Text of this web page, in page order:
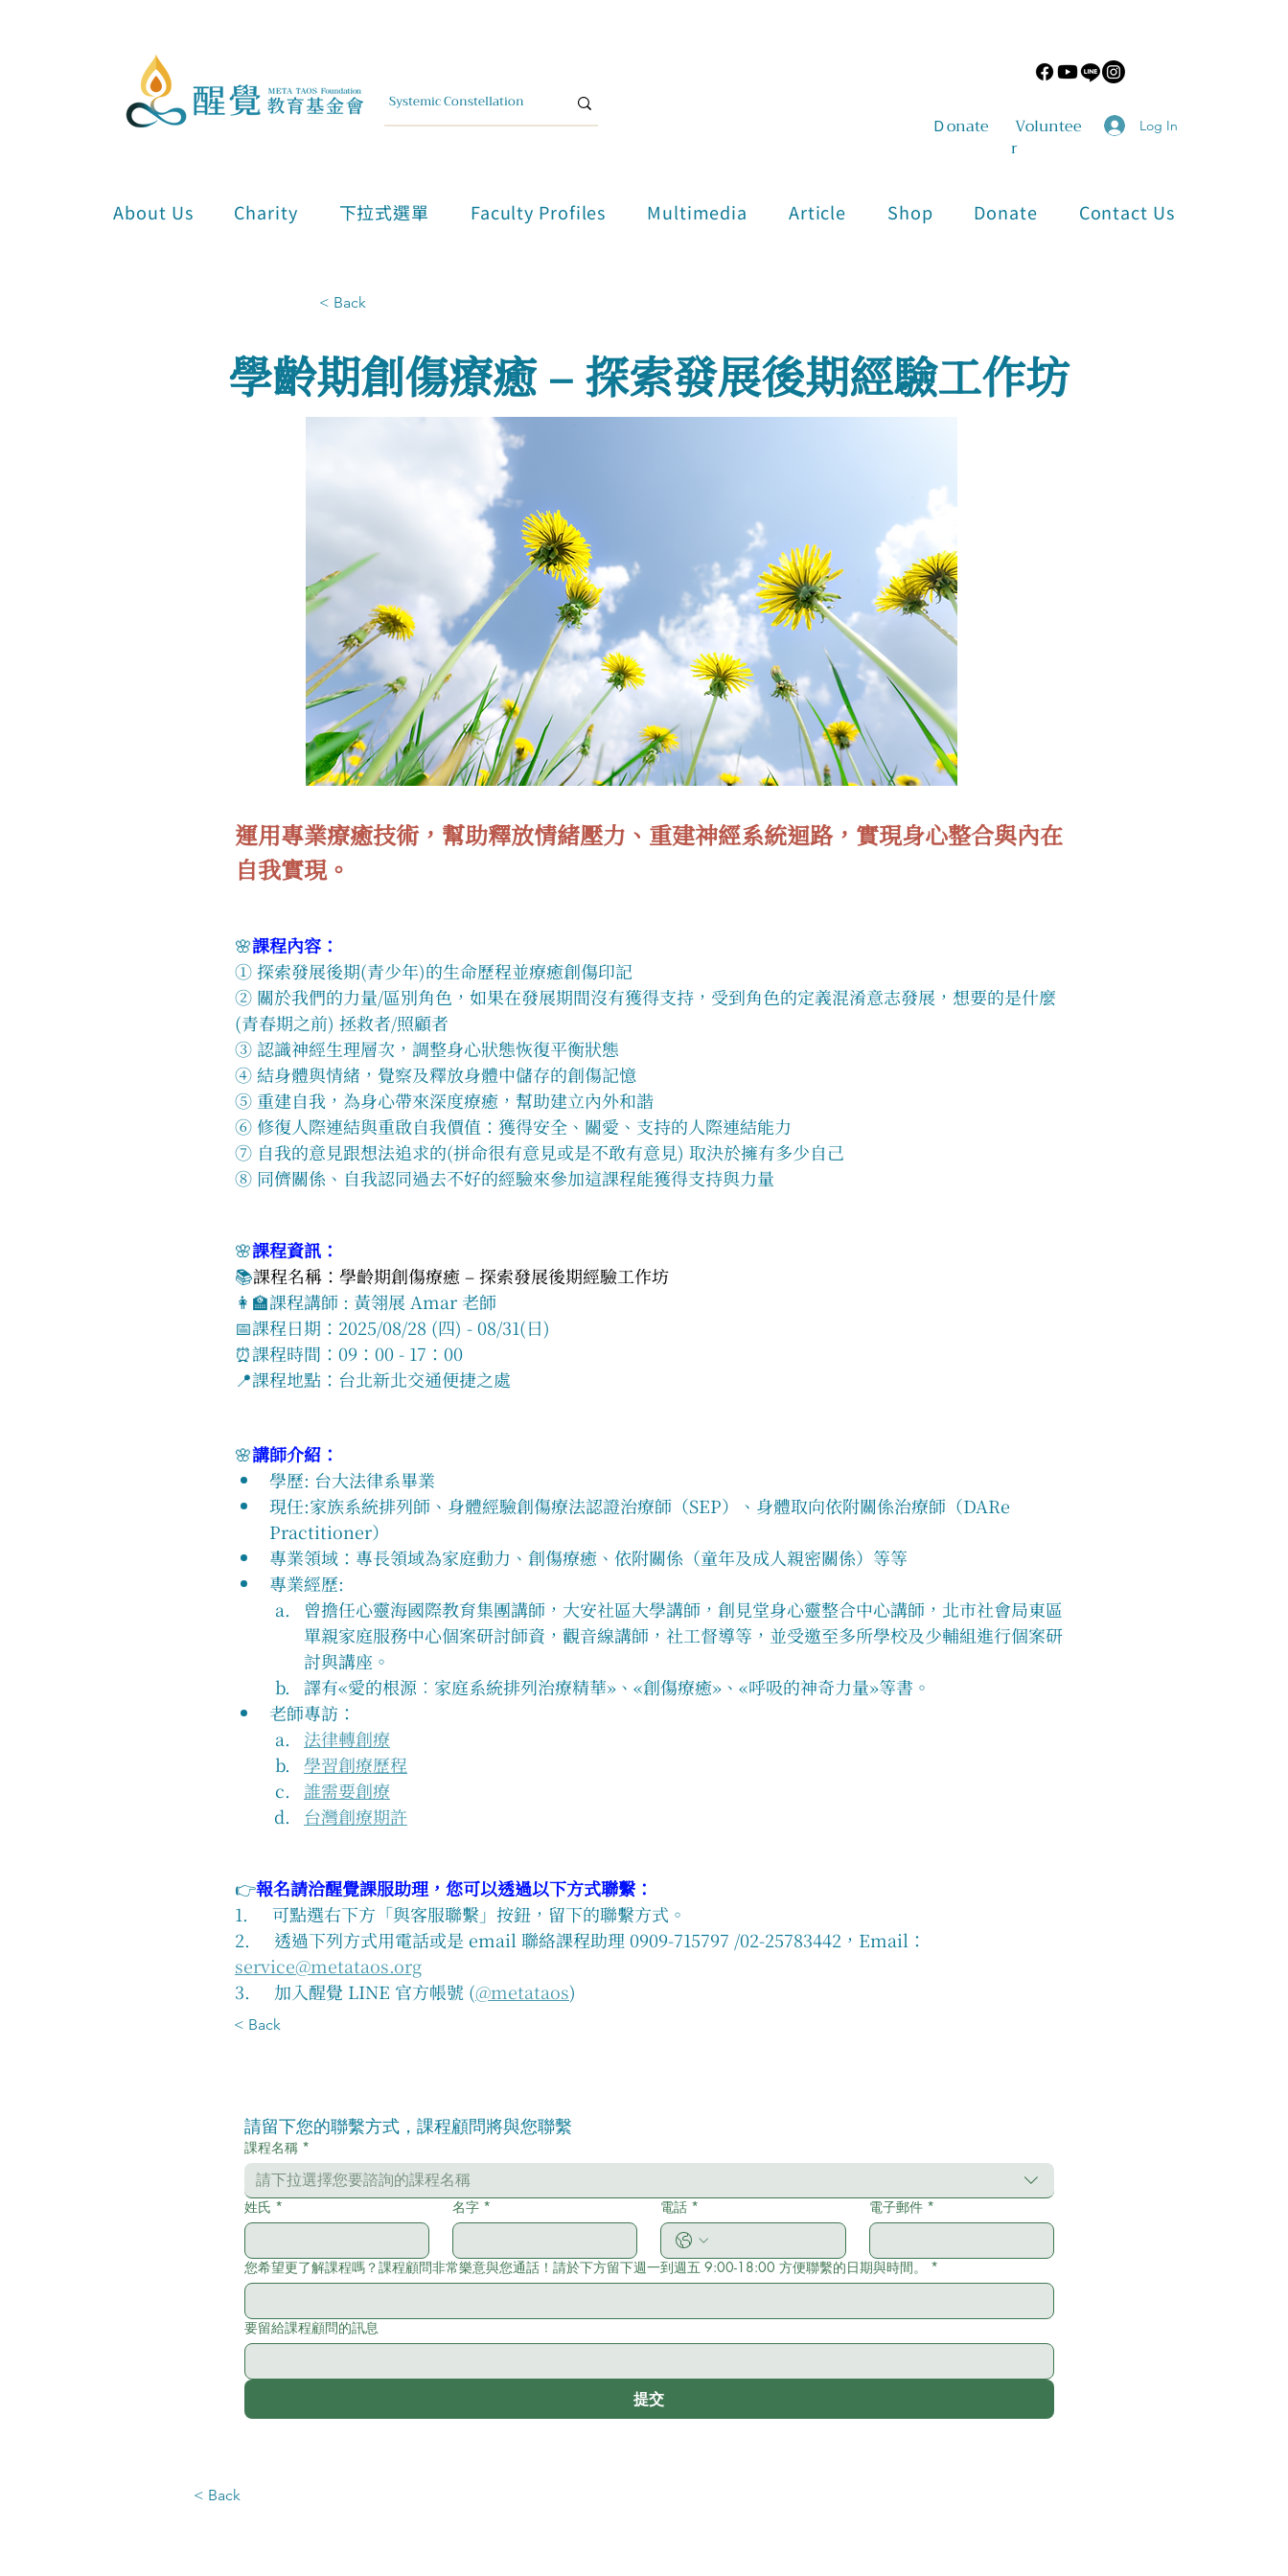
​Ｄonate
Voluntee
r
Log In
About Us Charity 下拉式選單 Faculty Profiles Multimedia Article Shop Donate Contact Us
< Back
學齡期創傷療癒 – 探索發展後期經驗工作坊
運用專業療癒技術，幫助釋放情緒壓力、重建神經系統迴路，實現身心整合與內在
自我實現。
🌸課程內容：
① 探索發展後期(青少年)的生命歷程並療癒創傷印記
② 關於我們的力量/區別角色，如果在發展期間沒有獲得支持，受到角色的定義混淆意志發展，想要的是什麼
(青春期之前) 拯救者/照顧者
③ 認識神經生理層次，調整身心狀態恢復平衡狀態
④ 結身體與情緒，覺察及釋放身體中儲存的創傷記憶
⑤ 重建自我，為身心帶來深度療癒，幫助建立內外和諧
⑥ 修復人際連結與重啟自我價值：獲得安全、關愛、支持的人際連結能力
⑦ 自我的意見跟想法追求的(拼命很有意見或是不敢有意見) 取決於擁有多少自己
⑧ 同儕關係、自我認同過去不好的經驗來參加這課程能獲得支持與力量
🌸課程資訊：
📚課程名稱：學齡期創傷療癒 – 探索發展後期經驗工作坊
👩‍🏫課程講師 : 黃翎展 Amar 老師
📅課程日期：2025/08/28 (四) - 08/31(日)
⏰課程時間：09：00 - 17：00
📍課程地點：台北新北交通便捷之處
🌸講師介紹：
學歷: 台大法律系畢業
現任:家族系統排列師、身體經驗創傷療法認證治療師（SEP）、身體取向依附關係治療師（DARe
Practitioner）
​​專業領域：專長領域為家庭動力、創傷療癒、依附關係（童年及成人親密關係）等等
​專業經歷:
曾擔任心靈海國際教育集團講師，大安社區大學講師，創見堂身心靈整合中心講師，北市社會局東區
單親家庭服務中心個案研討師資，觀音線講師，社工督導等，並受邀至多所學校及少輔組進行個案研
討與講座。
譯有«愛的根源︰家庭系統排列治療精華»、«創傷療癒»、«呼吸的神奇力量»等書。
老師專訪：
法律轉創療
學習創療歷程
誰需要創療
台灣創療期許
👉報名請洽醒覺課服助理，您可以透過以下方式聯繫：
1.     可點選右下方「與客服聯繫」按鈕，留下的聯繫方式。
2.     透過下列方式用電話或是 email 聯絡課程助理 0909-715797 /02-25783442，Email：
service@metataos.org
3.     加入醒覺 LINE 官方帳號 (@metataos)
< Back
請留下您的聯繫方式，課程顧問將與您聯繫
課程名稱 *
請下拉選擇您要諮詢的課程名稱
姓氏 * 名字 * 電話 * 電子郵件 *
您希望更了解課程嗎？課程顧問非常樂意與您通話！請於下方留下週一到週五 9:00-18:00 方便聯繫的日期與時間。 *
要留給課程顧問的訊息
提交
< Back